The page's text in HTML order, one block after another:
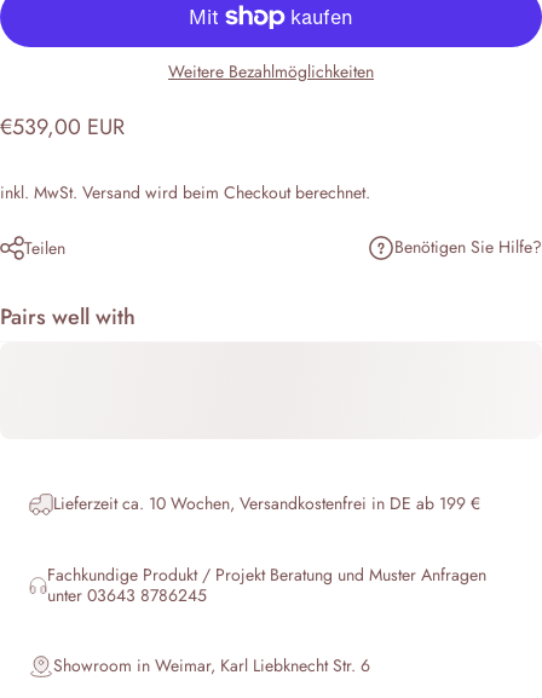
Weitere Bezahlmöglichkeiten
€539,00 EUR
inkl. MwSt. Versand wird beim Checkout berechnet.
Teilen Benötigen Sie Hilfe?
Pairs well with
Lieferzeit ca. 10 Wochen, Versandkostenfrei in DE ab 199 €
Fachkundige Produkt / Projekt Beratung und Muster Anfragen
unter 03643 8786245
Showroom in Weimar, Karl Liebknecht Str. 6